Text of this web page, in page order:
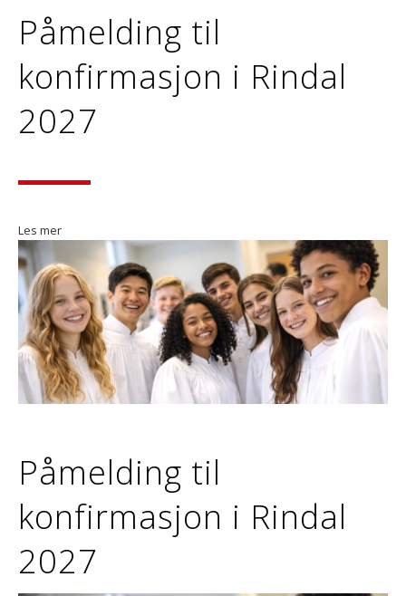
Påmelding til
konfirmasjon i Rindal
2027
Les mer
Påmelding til
konfirmasjon i Rindal
2027